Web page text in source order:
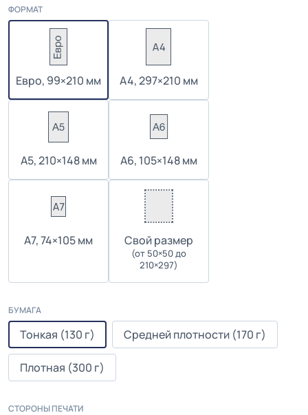
ФОРМАТ
Евро, 99×210 мм А4, 297×210 мм
А5, 210×148 мм А6, 105×148 мм
А7, 74×105 мм Cвой размер
(от 50×50 до
210×297)
БУМАГА
Тонкая (130 г) Средней плотности (170 г)
Плотная (300 г)
СТОРОНЫ ПЕЧАТИ